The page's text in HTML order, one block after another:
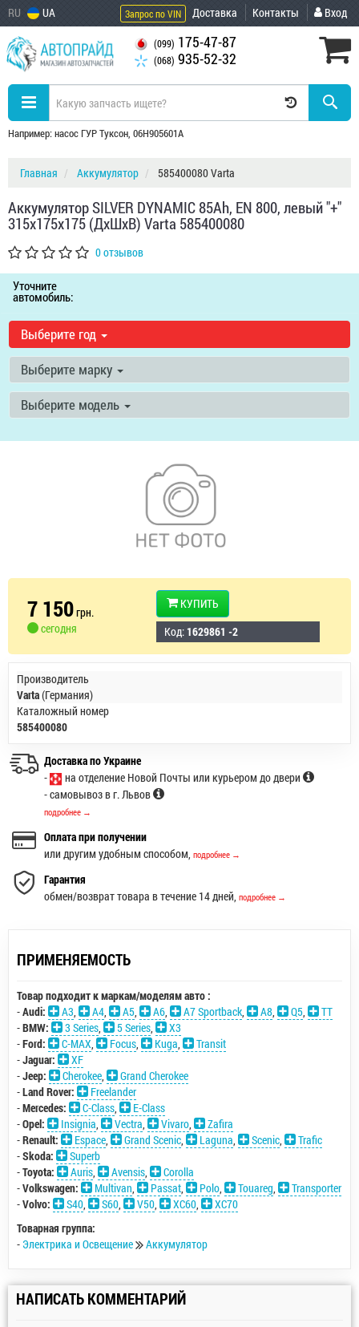
RU UA Запрос по VIN Доставка Контакты Вход
(099) 175-47-87
(068) 935-52-32
Например: насос ГУР Туксон, 06H905601A
Главная Аккумулятор 585400080 Varta
Аккумулятор SILVER DYNAMIC 85Ah, EN 800, левый "+"
315x175x175 (ДхШхВ) Varta 585400080
0 отзывов
Уточните
автомобиль:
Выберите год
Выберите марку
Выберите модель
7 150грн.
сегодня
КУПИТЬ
Код: 1629861 -2
Производитель
Varta(Германия)
Каталожный номер
585400080
Доставка по Украине
-
на отделение Новой Почты или курьером до двери
- самовывоз в г. Львов
подробнее →
Оплата при получении
или другим удобным способом, подробнее →
Гарантия
обмен/возврат товара в течение 14 дней, подробнее →
ПРИМЕНЯЕМОСТЬ
Товар подходит к маркам/моделям авто :
-Audi: A3, A4, A5, A6, A7 Sportback, A8, Q5,
TT
-BMW: 3 Series, 5 Series,
X3
-Ford: C-MAX, Focus, Kuga,
Transit
-Jaguar:
XF
-Jeep: Cherokee,
Grand Cherokee
-Land Rover:
Freelander
-Mercedes: C-Class,
E-Class
-Opel: Insignia, Vectra, Vivaro,
Zafira
-Renault: Espace, Grand Scenic, Laguna, Scenic,
Trafic
-Skoda:
Superb
-Toyota: Auris, Avensis,
Corolla
-Volkswagen: Multivan, Passat, Polo, Touareg,
Transporter
-Volvo: S40, S60, V50, XC60,
XC70
Товарная группа:
- Электрика и Освещение Аккумулятор
НАПИСАТЬ КОММЕНТАРИЙ